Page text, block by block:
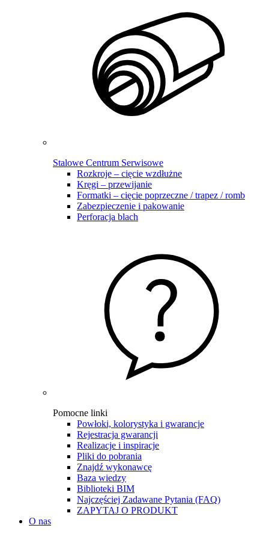
Stalowe Centrum Serwisowe
Rozkroje – cięcie wzdłużne
Kręgi – przewijanie
Formatki – cięcie poprzeczne / trapez / romb
Zabezpieczenie i pakowanie
Perforacja blach
Pomocne linki
Powłoki, kolorystyka i gwarancje
Rejestracja gwarancji
Realizacje i inspiracje
Pliki do pobrania
Znajdź wykonawcę
Baza wiedzy
Biblioteki BIM
Najczęściej Zadawane Pytania (FAQ)
ZAPYTAJ O PRODUKT
O nas